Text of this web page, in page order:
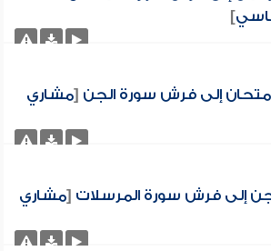
]
إلى فرش سورة الجن [مشاري
إلى فرش سورة المرسلات [مشاري